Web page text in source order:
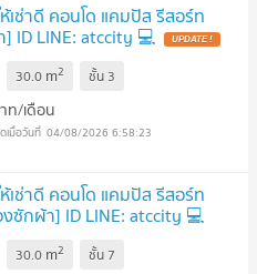
าดี คอนโด แคมปัส รีสอร์ท
ID LINE: atccity 💻
30.0 m2 ชั้น 3
ท/เดือน
04/08/2026 6:58:23
าดี คอนโด แคมปัส รีสอร์ท
ซักผ้า] ID LINE: atccity 💻
30.0 m2 ชั้น 7